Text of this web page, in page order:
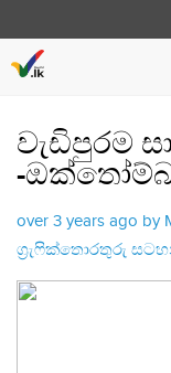
වැඩිපුරම
-
over 3 years ago by
ග්‍රැෆික්තොරතුරු